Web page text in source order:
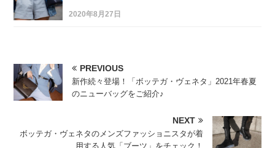
2020年8月27日
PREVIOUS
新作続々登場！「ボッテガ・ヴェネタ」2021年春夏
のニューバッグをご紹介♪
NEXT
ボッテガ・ヴェネタのメンズファッショニスタが着
用する人気「ブーツ」をチェック！